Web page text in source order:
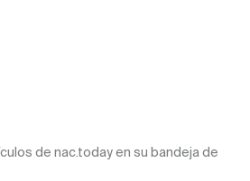
de nac.today en su bandeja de